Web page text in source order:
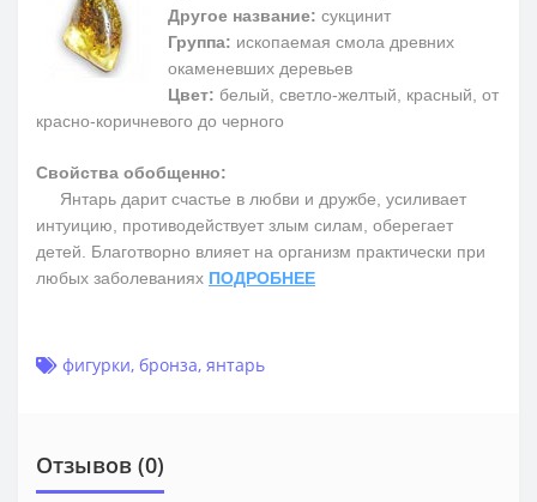
Другое название: сукцинит
Группа: ископаемая смола древних
окаменевших деревьев
Цвет: белый, светло-желтый, красный, от
красно-коричневого до черного
Свойства обобщенно:
Янтарь дарит счастье в любви и дружбе, усиливает
интуицию, противодействует злым силам, оберегает
детей. Благотворно влияет на организм практически при
любых заболеваниях ПОДРОБНЕЕ
фигурки, бронза, янтарь
Отзывов (0)